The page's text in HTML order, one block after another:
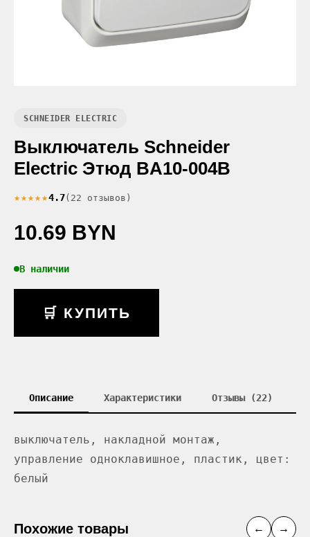
SCHNEIDER ELECTRIC
Выключатель Schneider
Electric Этюд BA10-004B
★★★★★4.7(22 отзывов)
10.69 BYN
В наличии
🛒 КУПИТЬ
Описание Характеристики Отзывы (22)
выключатель, накладной монтаж,
управление одноклавишное, пластик, цвет:
белый
Похожие товары ← →